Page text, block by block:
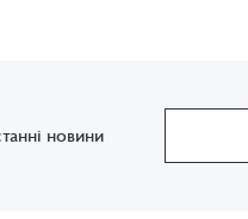
новини